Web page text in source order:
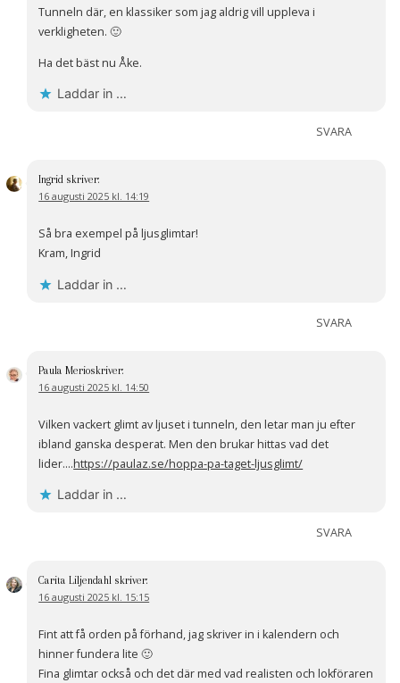
Tunneln där, en klassiker som jag aldrig vill uppleva i
verkligheten. 🙂
Ha det bäst nu Åke.
Laddar in …
SVARA
Ingrid skriver:
16 augusti 2025 kl. 14:19
Så bra exempel på ljusglimtar!
Kram, Ingrid
Laddar in …
SVARA
Paula Merioskriver:
16 augusti 2025 kl. 14:50
Vilken vackert glimt av ljuset i tunneln, den letar man ju efter
ibland ganska desperat. Men den brukar hittas vad det
lider….https://paulaz.se/hoppa-pa-taget-ljusglimt/
Laddar in …
SVARA
Carita Liljendahl skriver:
16 augusti 2025 kl. 15:15
Fint att få orden på förhand, jag skriver in i kalendern och
hinner fundera lite 🙂
Fina glimtar också och det där med vad realisten och lokföraren